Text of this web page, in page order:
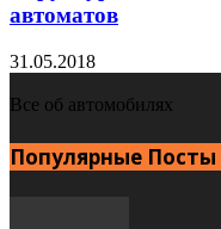
автоматов
31.05.2018
Все об автомобилях
Популярные Посты